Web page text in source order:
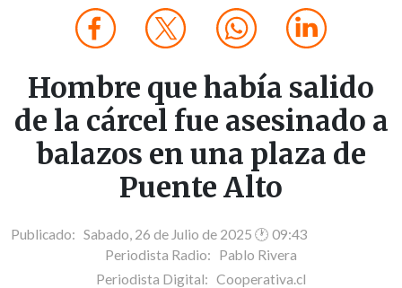
Hombre que había salido
de la cárcel fue asesinado a
balazos en una plaza de
Puente Alto
Publicado: Sabado, 26 de Julio de 2025 🕐 09:43
Periodista Radio: Pablo Rivera
Periodista Digital: Cooperativa.cl